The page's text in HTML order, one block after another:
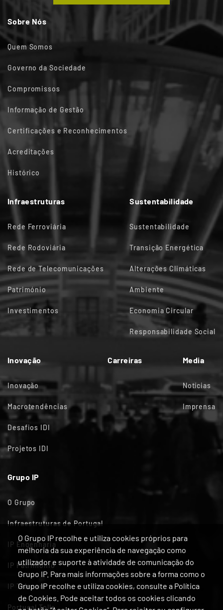
O Grupo IP recolhe e utiliza cookies próprios para
melhoria da sua experiência de navegação como
utilizador e suporte à atividade de comunicação do
Grupo IP. Para mais informações sobre a forma como o
Grupo IP recolhe e utiliza cookies, consulte a Política
de Cookies. Pode aceitar todos os cookies clicando
Sobre Nós
Quem Somos
Governo da Sociedade
Compromissos
Informação de Gestão
Certificações e Reconhecimentos
Acreditações
Histórico
Infraestruturas
Rede Ferroviária
Rede Rodoviária
Rede de Telecomunicações
Património
Investimentos
Sustentabilidade
Sustentabilidade
Transição Energética
Alterações Climáticas
Ambiente
Economia Circular
Responsabilidade Social
Inovação
Inovação
Macrotendências
Desafios IDI
Projetos IDI
Carreiras Media
Notícias
Imprensa
Grupo IP
O Grupo
Infraestruturas de Portugal
IP Engenharia
IP Património
IP Telecom
Portugal Tolls